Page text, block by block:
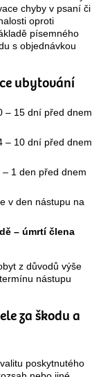
chyby v psaní či
oproti
písemného
s objednávkou
ubytování
– 15 dní před dnem
– 10 dní před dnem
1 den před dnem
v den nástupu na
– úmrtí člena
z důvodů výše
nástupu
za škodu a
poskytnutého